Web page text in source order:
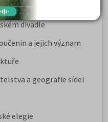
elegie
divadle
a jejich význam
a geografie sídel
elegie